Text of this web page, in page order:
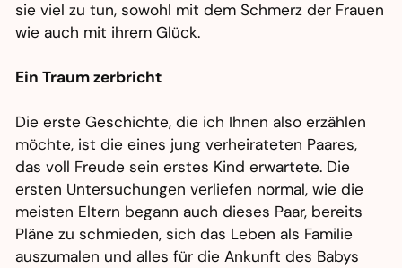
sie viel zu tun, sowohl mit dem Schmerz der Frauen
wie auch mit ihrem Glück.
Ein Traum zerbricht
Die erste Geschichte, die ich Ihnen also erzählen
möchte, ist die eines jung verheirateten Paares,
das voll Freude sein erstes Kind erwartete. Die
ersten Untersuchungen verliefen normal, wie die
meisten Eltern begann auch dieses Paar, bereits
Pläne zu schmieden, sich das Leben als Familie
auszumalen und alles für die Ankunft des Babys